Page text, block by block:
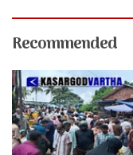
Recommended